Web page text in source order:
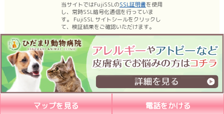
マップを見る 電話をかける
当サイトではFujiSSLのSSL証明書を使用
し、常時SSL暗号化通信を行っていま
す。 FujiSSL サイトシールをクリックし
て、検証結果をご確認いただけます。
名古屋市昭和区の動物病院、ひだまり動物病院は、薬浴などの皮膚科診療、乳
腺腫瘍手術・体表腫瘤切除などの日帰り手術に力を入れております。
もちろん内科、外科、腫瘍科などの一般診療、予防医療（各種ワクチン）など
も行っています。
Copyright (C) 2026ひだまり動物病院, All Rights Reserved.nagoya